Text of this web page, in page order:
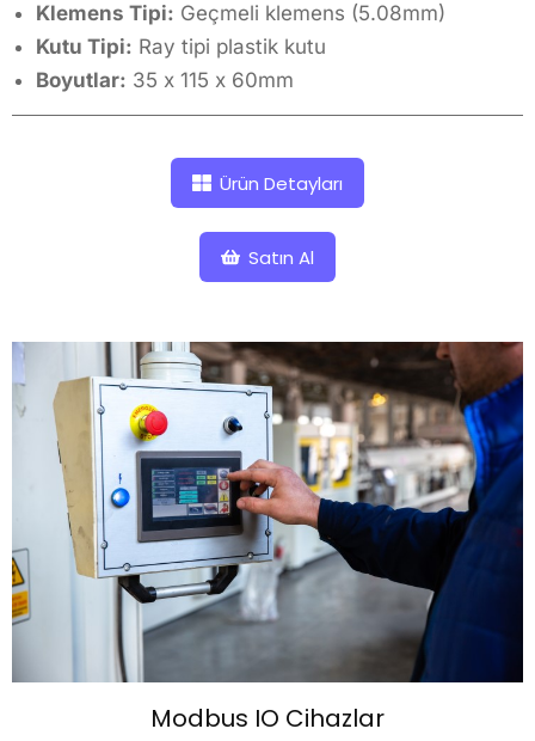
Klemens Tipi: Geçmeli klemens (5.08mm)
Kutu Tipi: Ray tipi plastik kutu
Boyutlar: 35 x 115 x 60mm
Ürün Detayları
Satın Al
Modbus IO Cihazlar